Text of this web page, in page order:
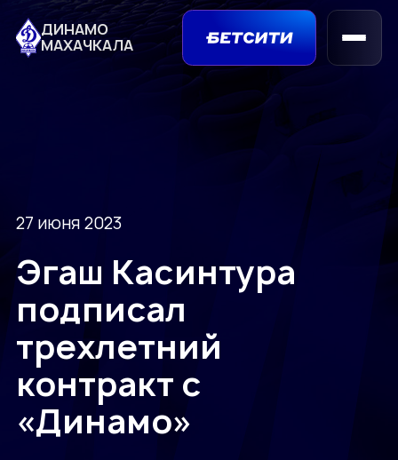
ДИНАМО
МАХАЧКАЛА
27 июня 2023
Эгаш Касинтура
подписал
трехлетний
контракт с
«Динамо»